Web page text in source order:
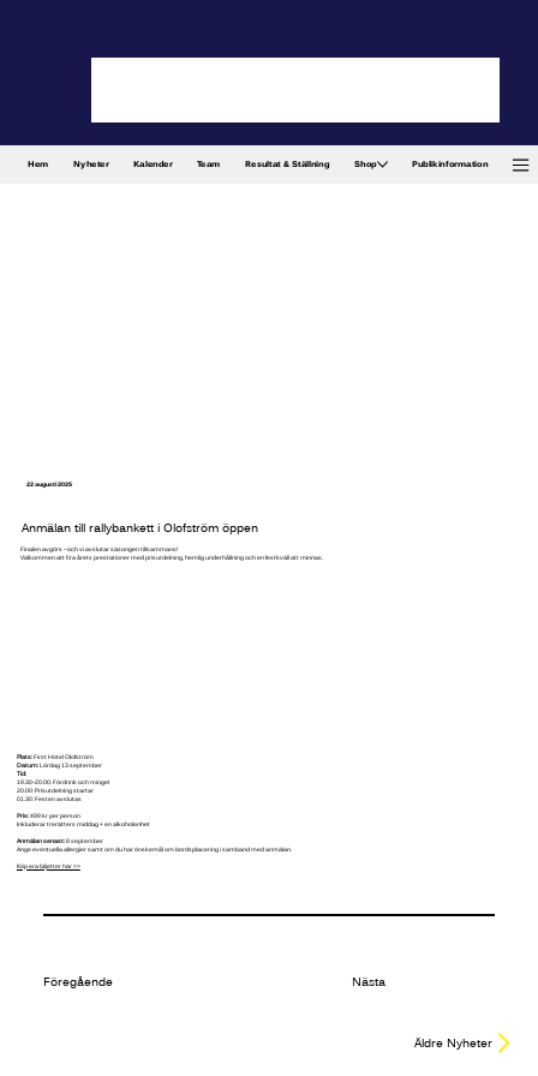
Hem Nyheter Kalender Team Resultat & Ställning Shop Publikinformation
22 augusti 2025
Anmälan till rallybankett i Olofström öppen
Finalen avgörs – och vi avslutar säsongen tillsammans!
Välkommen att fira årets prestationer med prisutdelning, hemlig underhållning och en festkväll att minnas.
Plats:First Hotel Olofström
Datum:Lördag 13 september
Tid:
19.30–20.00: Fördrink och mingel
20.00: Prisutdelning startar
01.30: Festen avslutas
Pris:499 kr per person
Inkluderar trerätters middag + en alkoholenhet
Anmälan senast:8 september
Ange eventuella allergier samt om du har önskemål om bordsplacering i samband med anmälan.
Köp era biljetter här >>
Nästa
Föregående
Äldre Nyheter